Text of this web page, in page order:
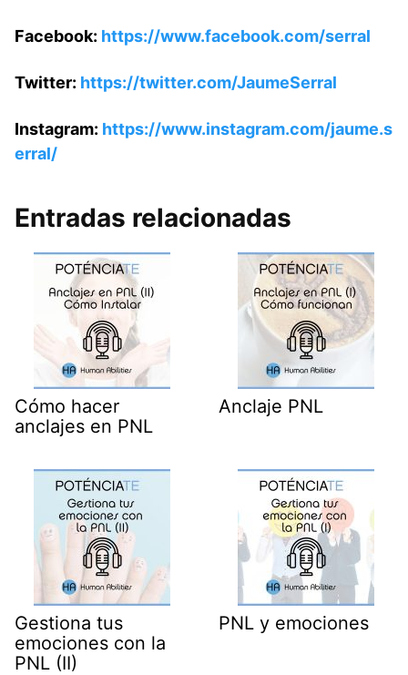
Facebook: https://www.facebook.com/serral
Twitter: https://twitter.com/JaumeSerral
Instagram: https://www.instagram.com/jaume.s
erral/
Entradas relacionadas
Cómo hacer
anclajes en PNL
Anclaje PNL
Gestiona tus
emociones con la
PNL (II)
PNL y emociones